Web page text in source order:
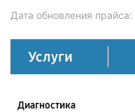
Дата обновления прайса:
Услуги
Диагностика